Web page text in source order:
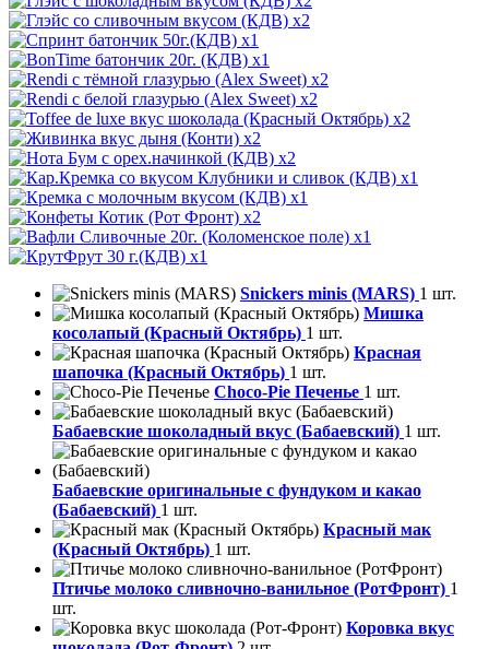
x2
x1
x1
x2
x2
x2
x2
x2
x1
x1
x2
x1
x1
Snickers minis (MARS) 1 шт.
Мишка
косолапый (Красный Октябрь) 1 шт.
Красная
шапочка (Красный Октябрь) 1 шт.
Choco-Pie Печенье 1 шт.
Бабаевские шоколадный вкус (Бабаевский) 1 шт.
Бабаевские оригинальные с фундуком и какао
(Бабаевский) 1 шт.
Красный мак
(Красный Октябрь) 1 шт.
Птичье молоко сливночно-ванильное (РотФронт) 1
шт.
Коровка вкус